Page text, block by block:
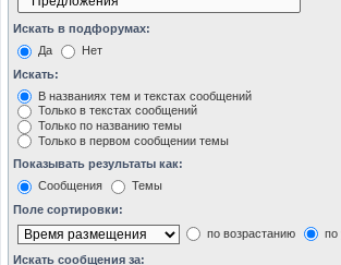
Искать в подфорумах:
Да
Нет
Искать:
В названиях тем и текстах сообщений
Только в текстах сообщений
Только по названию темы
Только в первом сообщении темы
Показывать результаты как:
Сообщения
Темы
Поле сортировки:
по возрастанию
по
Искать сообщения за: